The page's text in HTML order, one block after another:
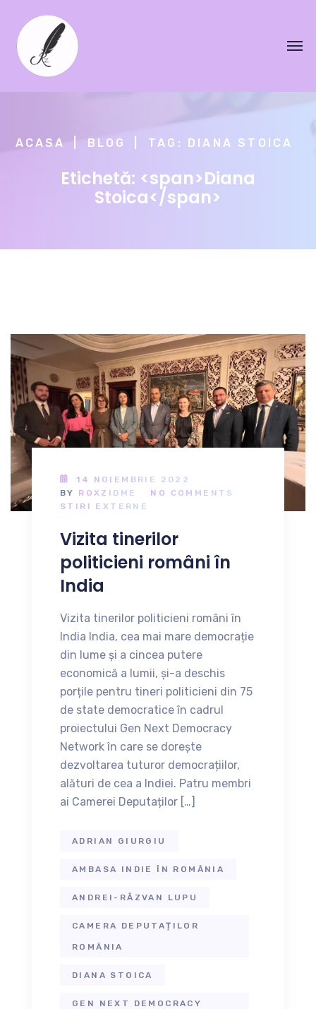
ACASA BLOG TAG: DIANA STOICA
Etichetă: <span>Diana
Stoica</span>
14 NOIEMBRIE 2022
BY ROXZIDME
NO COMMENTS
STIRI EXTERNE
Vizita tinerilor
politicieni români în
India
Vizita tinerilor politicieni români în
India India, cea mai mare democrație
din lume și a cincea putere
economică a lumii, și-a deschis
porțile pentru tineri politicieni din 75
de state democratice în cadrul
proiectului Gen Next Democracy
Network în care se dorește
dezvoltarea tuturor democrațiilor,
alături de cea a Indiei. Patru membri
ai Camerei Deputaților […]
ADRIAN GIURGIU
AMBASA INDIE ÎN ROMÂNIA
ANDREI-RĂZVAN LUPU
CAMERA DEPUTAȚILOR
ROMÂNIA
DIANA STOICA
GEN NEXT DEMOCRACY